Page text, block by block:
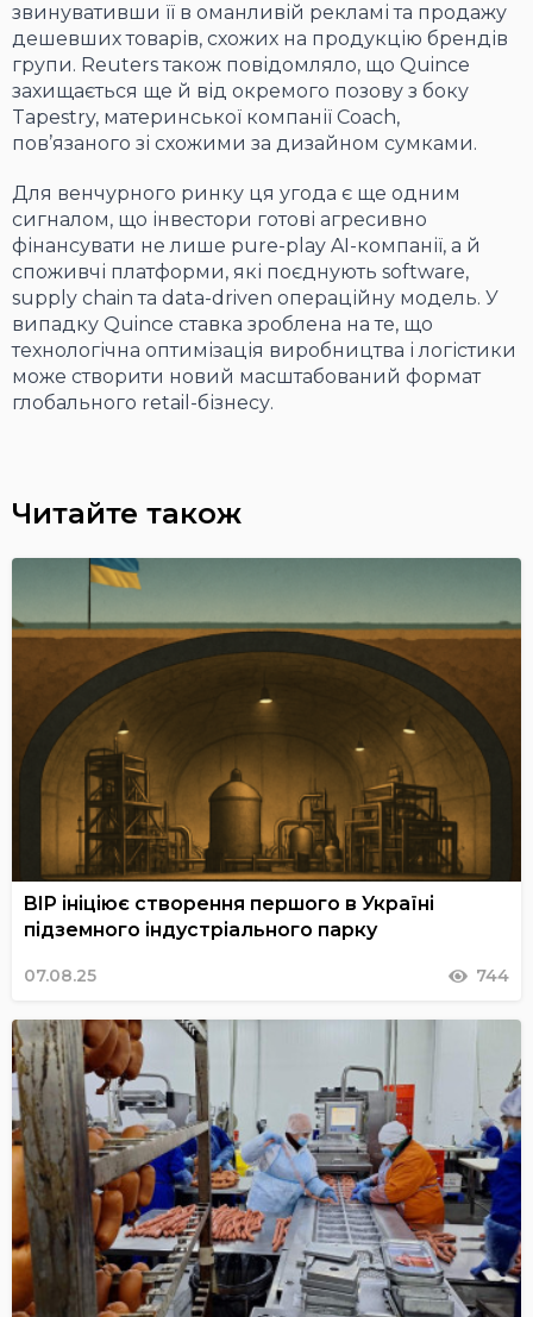
звинувативши її в оманливій рекламі та продажу
дешевших товарів, схожих на продукцію брендів
групи. Reuters також повідомляло, що Quince
захищається ще й від окремого позову з боку
Tapestry, материнської компанії Coach,
пов’язаного зі схожими за дизайном сумками.
Для венчурного ринку ця угода є ще одним
сигналом, що інвестори готові агресивно
фінансувати не лише pure-play AI-компанії, а й
споживчі платформи, які поєднують software,
supply chain та data-driven операційну модель. У
випадку Quince ставка зроблена на те, що
технологічна оптимізація виробництва і логістики
може створити новий масштабований формат
глобального retail-бізнесу.
Читайте також
BIP ініціює створення першого в Україні
підземного індустріального парку
07.08.25 744